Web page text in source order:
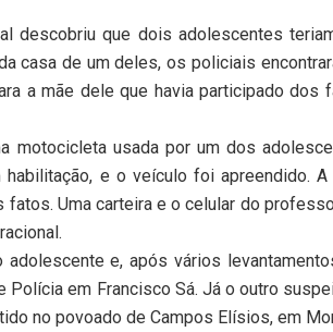
descobriu que dois adolescentes
casa de um deles, os policiais
a mãe dele que havia participado dos
motocicleta usada por um dos
e o veículo foi apreendido.
Uma carteira e o celular do
e, após vários
Polícia em Francisco Sá. Já o outro
no povoado de Campos Elísios, em